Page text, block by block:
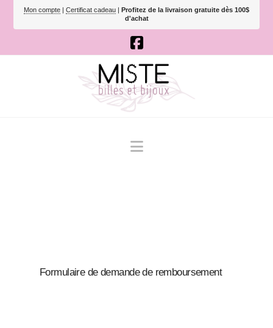
Mon compte | Certificat cadeau | Profitez de la livraison gratuite dès 100$
d'achat
Navigation
Formulaire de demande de remboursement